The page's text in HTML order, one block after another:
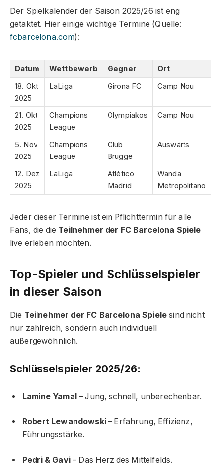
Der Spielkalender der Saison 2025/26 ist eng
getaktet. Hier einige wichtige Termine (Quelle:
fcbarcelona.com):
Datum Wettbewerb Gegner
Ort
18. Okt
2025
LaLiga Girona FC Camp Nou
21. Okt
2025
Champions
League
Olympiakos Camp Nou
5. Nov
2025
Champions
League
Club
Brugge
Auswärts
12. Dez
2025
LaLiga
Atlético
Madrid
Wanda
Metropolitano
Jeder dieser Termine ist ein Pflichttermin für alle
Fans, die die Teilnehmer der FC Barcelona Spiele
live erleben möchten.
Top-Spieler und Schlüsselspieler
in dieser Saison
Die Teilnehmer der FC Barcelona Spiele sind nicht
nur zahlreich, sondern auch individuell
außergewöhnlich.
Schlüsselspieler 2025/26:
Lamine Yamal – Jung, schnell, unberechenbar.
Robert Lewandowski– Erfahrung, Effizienz,
Führungsstärke.
Pedri & Gavi– Das Herz des Mittelfelds.